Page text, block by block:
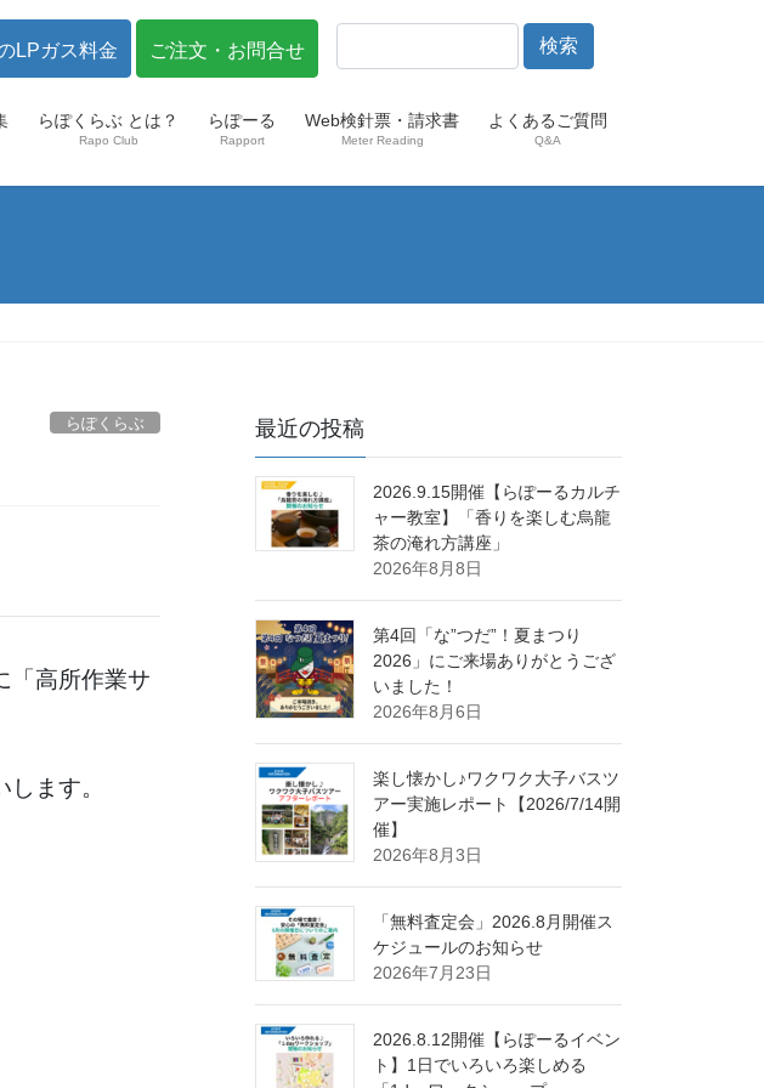
LPガス料金 ご注文・お問合せ
らぽくらぶ とは？
Rapo Club
らぽーる
Rapport
Web検針票・請求書
Meter Reading
よくあるご質問
Q&A
らぽくらぶ
「高所作業サ
ます。
最近の投稿
2026.9.15開催【らぽーるカルチ
ャー教室】「香りを楽しむ烏龍
茶の淹れ方講座」
2026年8月8日
第4回「な”つだ”！夏まつり
2026」にご来場ありがとうござ
いました！
2026年8月6日
楽し懐かし♪ワクワク大子バスツ
アー実施レポート【2026/7/14開
催】
2026年8月3日
「無料査定会」2026.8月開催ス
ケジュールのお知らせ
2026年7月23日
2026.8.12開催【らぽーるイベン
ト】1日でいろいろ楽しめる